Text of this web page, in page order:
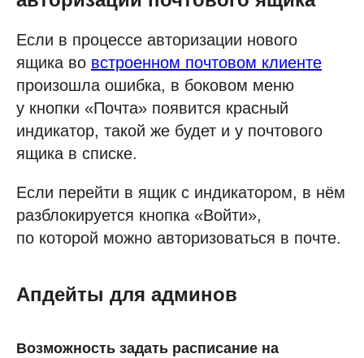
Если в процессе авторизации нового
ящика во встроенном почтовом клиенте
произошла ошибка, в боковом меню
у кнопки «Почта» появится красный
индикатор, такой же будет и у почтового
ящика в списке.
Если перейти в ящик с индикатором, в нём
разблокируется кнопка «Войти»,
по которой можно авторизоваться в почте.
Апдейты для админов
Возможность задать расписание на